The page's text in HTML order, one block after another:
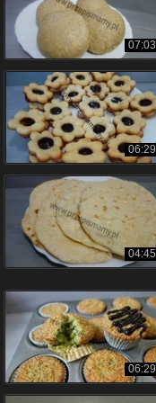
07:03
06:29
04:45
06:29